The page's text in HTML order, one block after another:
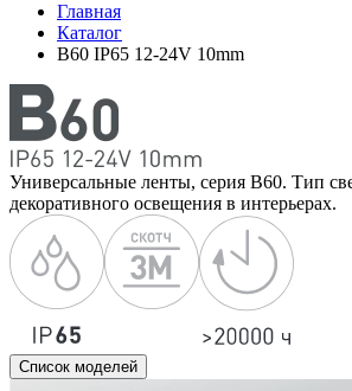
Главная
Каталог
B60 IP65 12-24V 10mm
Универсальные ленты, серия B60. Тип
декоративного освещения в интерьерах.
Список моделей